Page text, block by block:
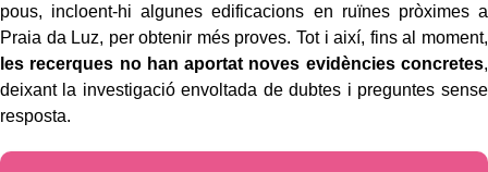
pous, incloent-hi algunes edificacions en ruïnes pròximes a
Praia da Luz, per obtenir més proves. Tot i així, fins al moment,
les recerques no han aportat noves evidències concretes,
deixant la investigació envoltada de dubtes i preguntes sense
resposta.